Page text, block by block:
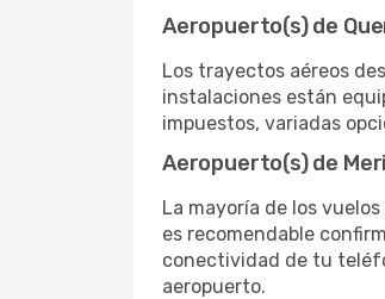
Aeropuerto(s) de
Los trayectos aéreos
instalaciones están
impuestos, variadas
Aeropuerto(s) de
La mayoría de los
es recomendable
conectividad de tu
aeropuerto.